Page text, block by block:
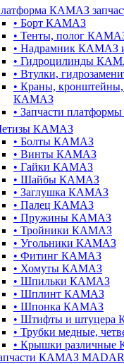
КАМАЗ
• Борт КАМАЗ
• Тенты, полог
• Надрамник КАМАЗ и
• Гидроцилинды
• Втулки,
• Краны,
КАМАЗ
• Запчасти
КАМАЗ
• Болты КАМАЗ
• Винты КАМАЗ
• Гайки КАМАЗ
• Шайбы КАМАЗ
• Заглушка КАМАЗ
• Палец КАМАЗ
• Пружины КАМАЗ
• Тройники КАМАЗ
• Угольники КАМАЗ
• Фитинг КАМАЗ
• Хомуты КАМАЗ
• Шпильки КАМАЗ
• Шплинт КАМАЗ
• Шпонка КАМАЗ
• Штифты и
• Трубки медные,
• Крышки
КАМАЗ